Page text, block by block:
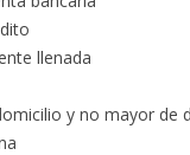
llenada
y no mayor de